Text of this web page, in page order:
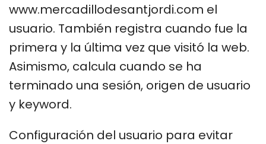
www.mercadillodesantjordi.com el
usuario. También registra cuando fue la
primera y la última vez que visitó la web.
Asimismo, calcula cuando se ha
terminado una sesión, origen de usuario
y keyword.
Configuración del usuario para evitar